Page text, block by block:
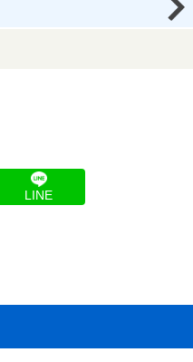
LINE